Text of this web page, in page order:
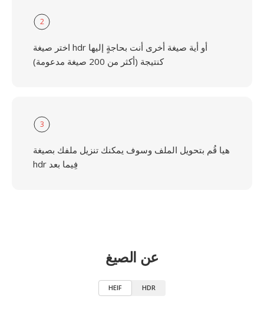
2
اختر صيغة hdr أو أية صيغة أخرى أنت بحاجةٍ إليها
كنتيجة (أكثر من 200 صيغة مدعومة)
3
هيا قُم بتحويل الملف وسوف يمكنك تنزيل ملفك بصيغة
hdr فِيما بعد
عن الصيغ
HEIF HDR